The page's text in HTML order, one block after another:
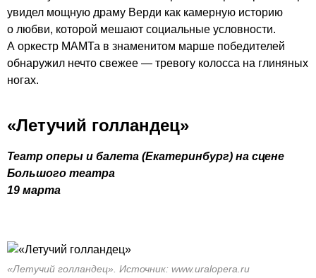
увидел мощную драму Верди как камерную историю
о любви, которой мешают социальные условности.
А оркестр МАМТа в знаменитом марше победителей
обнаружил нечто свежее — тревогу колосса на глиняных
ногах.
«Летучий голландец»
Театр оперы и балета (Екатеринбург) на сцене
Большого театра
19 марта
«Летучий голландец». Источник: www.uralopera.ru